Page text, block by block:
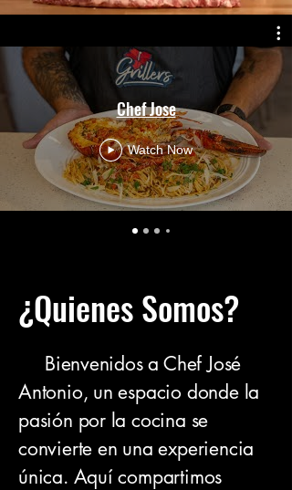
Chef Jose
Watch Now
¿Quienes Somos?
Bienvenidos a Chef José
Antonio, un espacio donde la
pasión por la cocina se
convierte en una experiencia
única. Aquí compartimos